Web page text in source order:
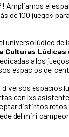
Ampliamos el
de 100 juegos
universo lúdico de
Culturas Lúdicas
a los
espacios del
espacios
con lxs
distintos
del mini